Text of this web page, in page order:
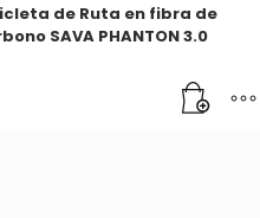
de Ruta en fibra de
SAVA PHANTON 3.0